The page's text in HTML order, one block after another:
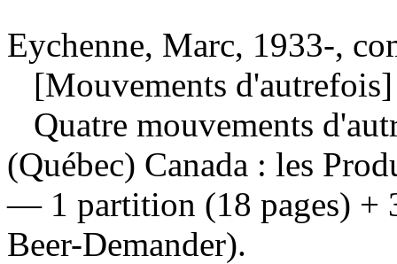
Eychenne, Marc, 1933-,
[Mouvements d'autrefois]
Quatre mouvements
(Québec) Canada : les
— 1 partition (18 pages) +
Beer-Demander).